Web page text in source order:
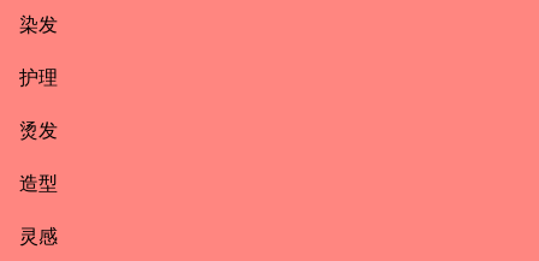
染发
护理
烫发
造型
灵感